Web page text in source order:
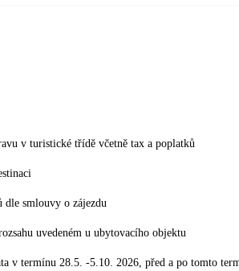
v turistické třídě včetně tax a poplatků
dle smlouvy o zájezdu
uvedeném u ubytovacího objektu
v termínu 28.5. -5.10. 2026, před a po tomto